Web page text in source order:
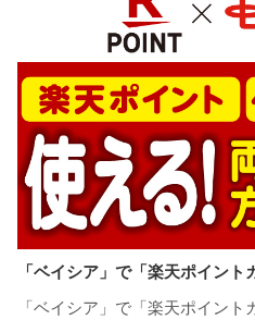
「ベイシア」で「楽天ポイン
「ベイシア」で「楽天ポイン